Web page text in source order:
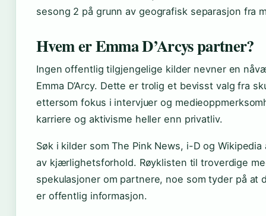
sesong 2 på grunn av geografisk separasjon fra
Hvem er Emma D’Arcys partner?
Ingen offentlig tilgjengelige kilder nevner en
Emma D’Arcy. Dette er trolig et bevisst valg fra
ettersom fokus i intervjuer og
karriere og aktivisme heller enn privatliv.
Søk i kilder som The Pink News, i-D og
av kjærlighetsforhold. Røyklisten til troverdige
spekulasjoner om partnere, noe som tyder på at
er offentlig informasjon.